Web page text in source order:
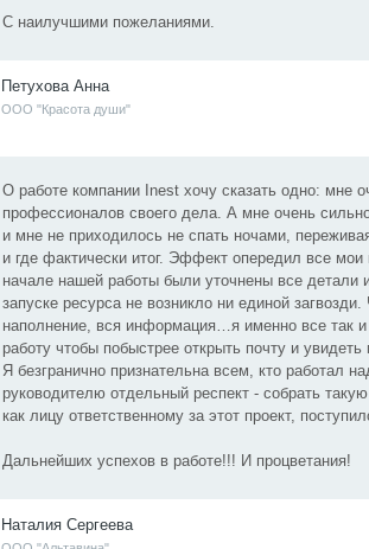
С наилучшими пожеланиями.
Петухова Анна
ООО "Красота души"
О работе компании Inest хочу сказать одно: мне
профессионалов своего дела. А мне очень
и мне не приходилось не спать ночами,
и где фактически итог. Эффект опередил все
начале нашей работы были уточнены все
запуске ресурса не возникло ни единой
наполнение, вся информация…я именно все так
работу чтобы побыстрее открыть почту и
Я безгранично признательна всем, кто
руководителю отдельный респект - собрать
как лицу ответственному за этот проект,
Дальнейших успехов в работе!!! И процветания!
Наталия Сергеева